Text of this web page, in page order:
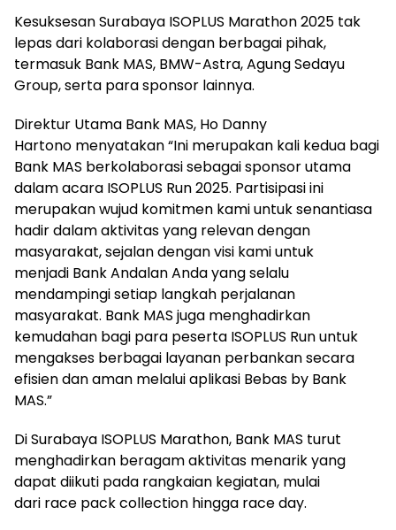
Kesuksesan Surabaya ISOPLUS Marathon 2025 tak
lepas dari kolaborasi dengan berbagai pihak,
termasuk Bank MAS, BMW-Astra, Agung Sedayu
Group, serta para sponsor lainnya.
Direktur Utama Bank MAS, Ho Danny
Hartono menyatakan “Ini merupakan kali kedua bagi
Bank MAS berkolaborasi sebagai sponsor utama
dalam acara ISOPLUS Run 2025. Partisipasi ini
merupakan wujud komitmen kami untuk senantiasa
hadir dalam aktivitas yang relevan dengan
masyarakat, sejalan dengan visi kami untuk
menjadi Bank Andalan Anda yang selalu
mendampingi setiap langkah perjalanan
masyarakat. Bank MAS juga menghadirkan
kemudahan bagi para peserta ISOPLUS Run untuk
mengakses berbagai layanan perbankan secara
efisien dan aman melalui aplikasi Bebas by Bank
MAS.”
Di Surabaya ISOPLUS Marathon, Bank MAS turut
menghadirkan beragam aktivitas menarik yang
dapat diikuti pada rangkaian kegiatan, mulai
dari race pack collection hingga race day.